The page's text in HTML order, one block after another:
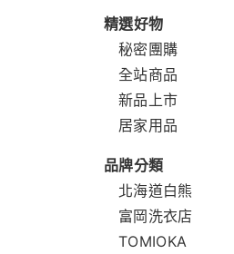
精選好物
秘密團購
全站商品
新品上市
居家用品
品牌分類
北海道白熊
富岡洗衣店
TOMIOKA